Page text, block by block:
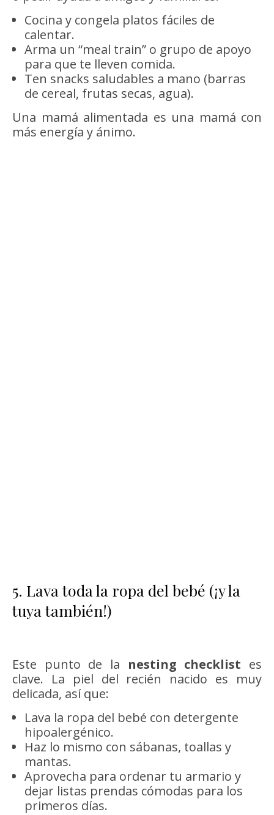
Cocina y congela platos fáciles de
calentar.
Arma un “meal train” o grupo de apoyo
para que te lleven comida.
Ten snacks saludables a mano (barras
de cereal, frutas secas, agua).
Una mamá alimentada es una mamá con
más energía y ánimo.
5. Lava toda la ropa del bebé (¡y la
tuya también!)
Este punto de la nesting checklist es
clave. La piel del recién nacido es muy
delicada, así que:
Lava la ropa del bebé con detergente
hipoalergénico.
Haz lo mismo con sábanas, toallas y
mantas.
Aprovecha para ordenar tu armario y
dejar listas prendas cómodas para los
primeros días.